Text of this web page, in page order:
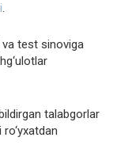
.
va test sinoviga
talabgorlar